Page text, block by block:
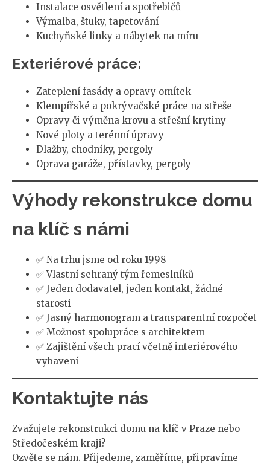
Instalace osvětlení a spotřebičů
Výmalba, štuky, tapetování
Kuchyňské linky a nábytek na míru
Exteriérové práce:
Zateplení fasády a opravy omítek
Klempířské a pokrývačské práce na střeše
Opravy či výměna krovu a střešní krytiny
Nové ploty a terénní úpravy
Dlažby, chodníky, pergoly
Oprava garáže, přístavky, pergoly
Výhody rekonstrukce domu
na klíč s námi
✅ Na trhu jsme od roku 1998
✅ Vlastní sehraný tým řemeslníků
✅ Jeden dodavatel, jeden kontakt, žádné
starosti
✅ Jasný harmonogram a transparentní rozpočet
✅ Možnost spolupráce s architektem
✅ Zajištění všech prací včetně interiérového
vybavení
Kontaktujte nás
Zvažujete rekonstrukci domu na klíč v Praze nebo
Středočeském kraji?
Ozvěte se nám. Přijedeme, zaměříme, připravíme